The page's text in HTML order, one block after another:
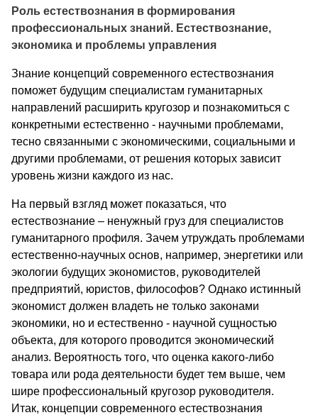
Роль естествознания в формирования
профессиональных знаний. Естествознание,
экономика и проблемы управления
Знание концепций современного естествознания
поможет будущим специалистам гуманитарных
направлений расширить кругозор и познакомиться с
конкретными естественно - научными проблемами,
тесно связанными с экономическими, социальными и
другими проблемами, от решения которых зависит
уровень жизни каждого из нас.
На первый взгляд может показаться, что
естествознание – ненужный груз для специалистов
гуманитарного профиля. Зачем утруждать проблемами
естественно-научных основ, например, энергетики или
экологии будущих экономистов, руководителей
предприятий, юристов, философов? Однако истинный
экономист должен владеть не только законами
экономики, но и естественно - научной сущностью
объекта, для которого проводится экономический
анализ. Вероятность того, что оценка какого-либо
товара или рода деятельности будет тем выше, чем
шире профессиональный кругозор руководителя.
Итак, концепции современного естествознания